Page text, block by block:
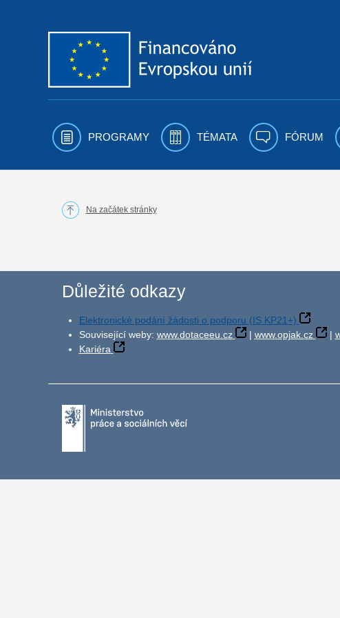
PROGRAMY TÉMATA FÓRUM
Na začátek stránky
Důležité odkazy
Elektronické podání žádosti o podporu (IS KP21+)
Související weby: www.dotaceeu.cz | www.opjak.cz |
Kariéra